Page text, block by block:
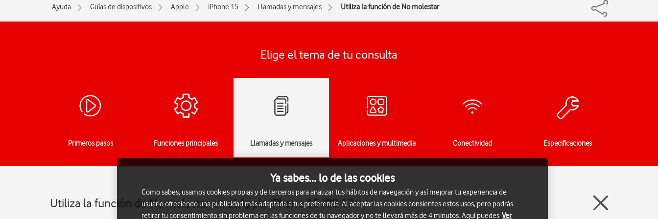
Ayuda Guías de dispositivos Apple iPhone 15 Llamadas y mensajes Utiliza la función de No molestar
Elige el tema de tu consulta
Primeros pasos Funciones principales Llamadas y mensajes Aplicaciones y multimedia Conectividad Especificaciones
Utiliza la función de No molestar en el Apple iPhone 15 iOS 17
Ya sabes... lo de las cookies
Como sabes, usamos cookies propias y de terceros para analizar tus hábitos de navegación y así mejorar tu experiencia de
usuario ofreciendo una publicidad más adaptada a tus preferencia. Al aceptar las cookies consientes estos usos, pero podrás
retirar tu consentimiento sin problema en las funciones de tu navegador y no te llevará más de 4 minutos. Aquí puedes Ver